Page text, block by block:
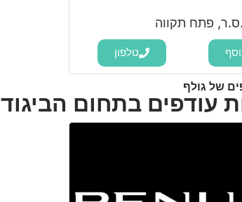
פתח תקווה
טלפון
של גולף
עודפים בתחום הביגוד